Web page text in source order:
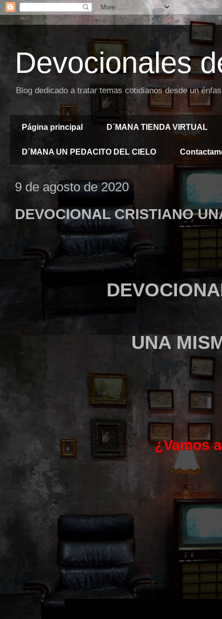
Devocionales
Blog dedicado a tratar temas cotidianos desde un
Página principal D´MANA TIENDA VIRTUAL
D´MANA UN PEDACITO DEL CIELO
9 de agosto de 2020
DEVOCIONAL CRISTIANO
UNA
¿Vamos